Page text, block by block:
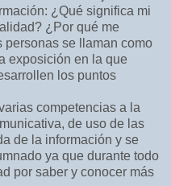
¿Qué significa mi
¿Por qué me
se llaman como
exposición en la que
los puntos
competencias a la
de uso de las
de la información y se
ya que durante todo
por saber y conocer más